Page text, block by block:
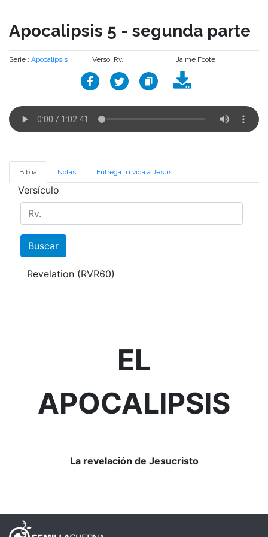
Apocalipsis 5 - segunda parte
Serie : Apocalipsis Verso: Rv. Jaime Foote
Biblia Notas Entrega tu vida a Jesús